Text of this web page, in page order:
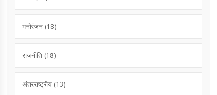
मनोरंजन (18)
राजनीति (18)
अंतरराष्ट्रीय (13)